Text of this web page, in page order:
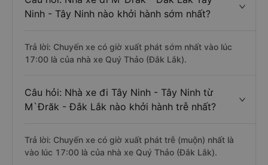
Ninh - Tây Ninh nào khởi hành sớm nhất?
Trả lời: Chuyến xe có giờ xuất phát sớm nhất vào lúc
17:00 là của nhà xe Quý Thảo (Đắk Lắk).
Câu hỏi: Nhà xe đi Tây Ninh - Tây Ninh từ
M`Đrăk - Đắk Lắk nào khởi hành trễ nhất?
Trả lời: Chuyến xe có giờ xuất phát trễ (muộn) nhất là
vào lúc 17:00 là của nhà xe Quý Thảo (Đắk Lắk).